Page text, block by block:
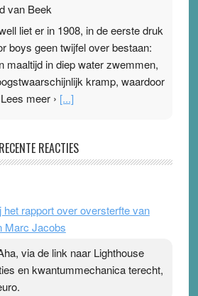
van Beek
liet er in 1908, in de eerste druk
boys geen twijfel over bestaan:
maaltijd in diep water zwemmen,
kramp, waardoor
meer › [...]
van Beek
ermee hun hartslag te verlagen
opnemen. Daarop heeft zo’n
het gevoel ‘makkelijker te
topspsort ›[...]
RECENTE REACTIES
het rapport over oversterfte van
Marc Jacobs
via de link naar Lighthouse
en kwantummechanica terecht,